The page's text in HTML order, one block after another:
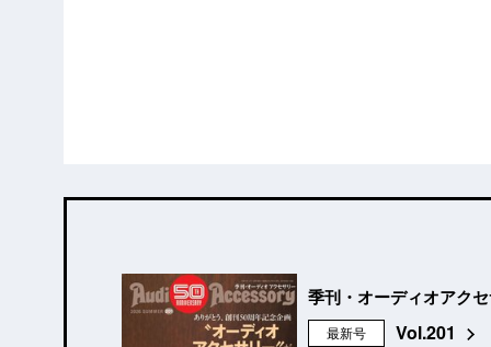
季刊・オーディオアク
最新号 Vol.201